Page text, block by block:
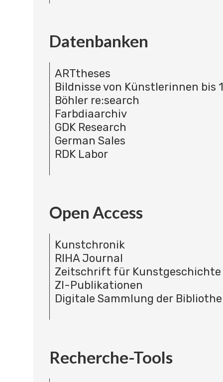
Datenbanken
ARTtheses
Bildnisse von Künstlerinnen bis
Böhler re:search
Farbdiaarchiv
GDK Research
German Sales
RDK Labor
Open Access
Kunstchronik
RIHA Journal
Zeitschrift für Kunstgeschichte
ZI-Publikationen
Digitale Sammlung der
Recherche-Tools